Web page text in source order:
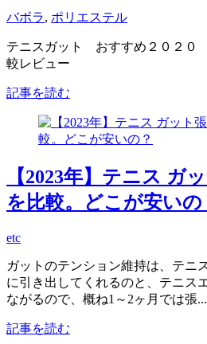
バボラ, ポリエステル
テニスガット おすすめ２０２
較レビュー
記事を読む
【2023年】テニス ガ
を比較。どこが安いの
etc
ガットのテンション維持は、テニ
に引き出してくれるのと、テニス
ながるので、概ね1～2ヶ月では張...
記事を読む